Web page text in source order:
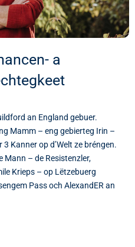
a
an England gebuer.
Mamm – eng gebierteg Irin –
Kanner op d’Welt ze bréngen.
Mann – de Resistenzler,
Krieps – op Lëtzebuerg
Pass och AlexandER an